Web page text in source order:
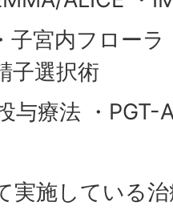
子宮内フロー
子選択術
与療法 ・PGT-
実施している